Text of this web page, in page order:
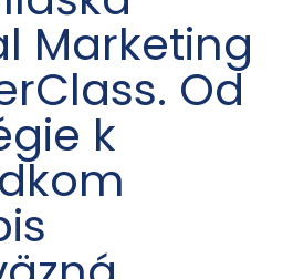
Marketing
Od
k